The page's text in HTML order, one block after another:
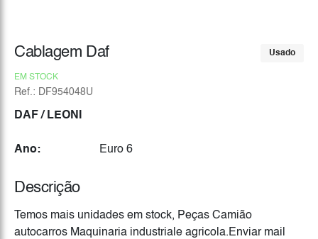
Usado
Cablagem Daf
EM STOCK
Ref.: DF954048U
DAF / LEONI
Ano: Euro 6
Descrição
Temos mais unidades em stock, Peças Camião
autocarros Maquinaria industriale agricola.Enviar mail